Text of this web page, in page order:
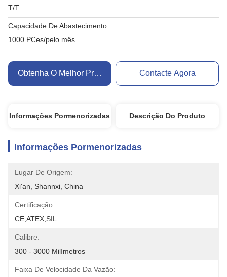
T/T
Capacidade De Abastecimento:
1000 PCes/pelo mês
Obtenha O Melhor Preço Contacte Agora
Informações Pormenorizadas Descrição Do Produto
Informações Pormenorizadas
Lugar De Origem:
Xi'an, Shannxi, China
Certificação:
CE,ATEX,SIL
Calibre:
300 - 3000 Milímetros
Faixa De Velocidade Da Vazão: